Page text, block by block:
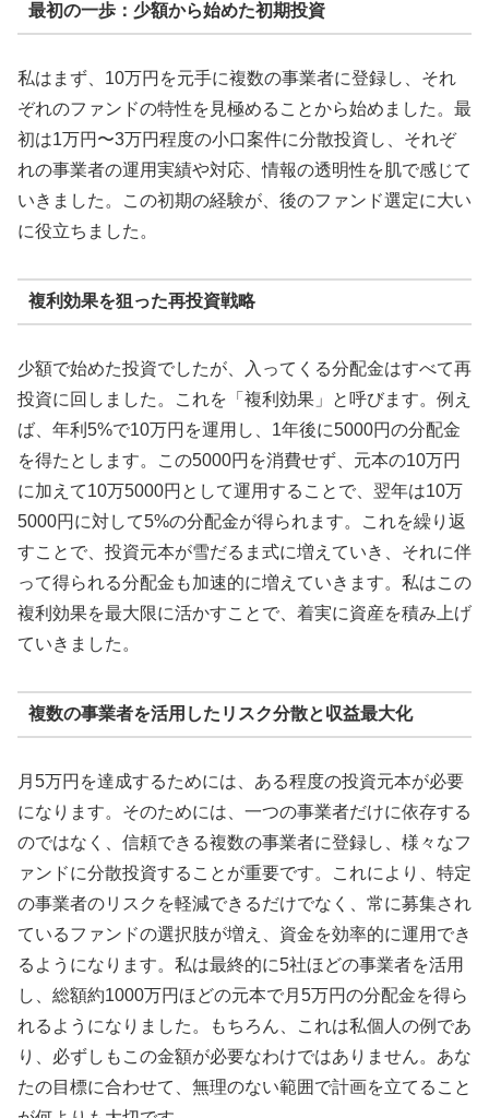
最初の一歩：少額から始めた初期投資
私はまず、10万円を元手に複数の事業者に登録し、それ
ぞれのファンドの特性を見極めることから始めました。最
初は1万円〜3万円程度の小口案件に分散投資し、それぞ
れの事業者の運用実績や対応、情報の透明性を肌で感じて
いきました。この初期の経験が、後のファンド選定に大い
に役立ちました。
複利効果を狙った再投資戦略
少額で始めた投資でしたが、入ってくる分配金はすべて再
投資に回しました。これを「複利効果」と呼びます。例え
ば、年利5%で10万円を運用し、1年後に5000円の分配金
を得たとします。この5000円を消費せず、元本の10万円
に加えて10万5000円として運用することで、翌年は10万
5000円に対して5%の分配金が得られます。これを繰り返
すことで、投資元本が雪だるま式に増えていき、それに伴
って得られる分配金も加速的に増えていきます。私はこの
複利効果を最大限に活かすことで、着実に資産を積み上げ
ていきました。
複数の事業者を活用したリスク分散と収益最大化
月5万円を達成するためには、ある程度の投資元本が必要
になります。そのためには、一つの事業者だけに依存する
のではなく、信頼できる複数の事業者に登録し、様々なフ
ァンドに分散投資することが重要です。これにより、特定
の事業者のリスクを軽減できるだけでなく、常に募集され
ているファンドの選択肢が増え、資金を効率的に運用でき
るようになります。私は最終的に5社ほどの事業者を活用
し、総額約1000万円ほどの元本で月5万円の分配金を得ら
れるようになりました。もちろん、これは私個人の例であ
り、必ずしもこの金額が必要なわけではありません。あな
たの目標に合わせて、無理のない範囲で計画を立てること